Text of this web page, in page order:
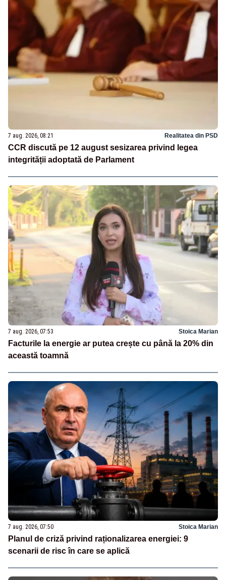
7 aug. 2026, 08:21 Realitatea din PSD
CCR discută pe 12 august sesizarea privind legea
integrității adoptată de Parlament
7 aug. 2026, 07:53 Stoica Marian
Facturile la energie ar putea crește cu până la 20% din
această toamnă
7 aug. 2026, 07:50 Stoica Marian
Planul de criză privind raționalizarea energiei: 9
scenarii de risc în care se aplică